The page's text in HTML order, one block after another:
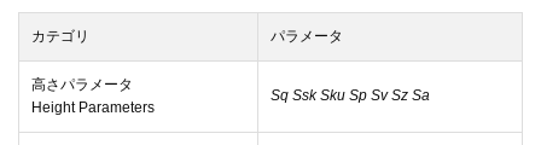
カテゴリ パラメータ
高さパラメータ
Height Parameters
Sq Ssk Sku Sp Sv Sz Sa